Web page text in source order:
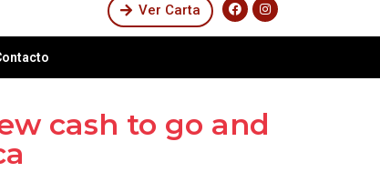
Ver Carta
cash to go and